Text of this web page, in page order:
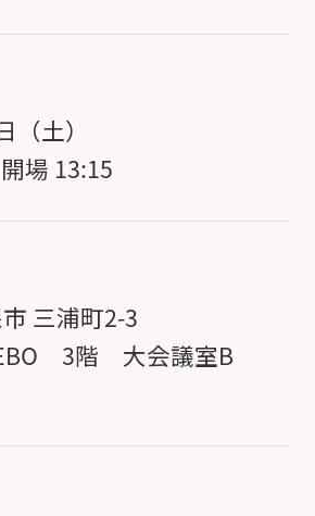
土）
場 13:15
三浦町2-3
3階 大会議室B